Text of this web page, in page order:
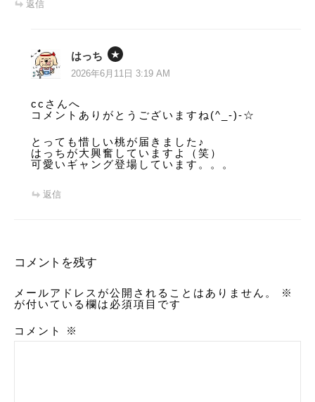
返信
はっち
2026年6月11日 3:19 AM
ccさんへ
コメントありがとうございますね(^_-)-☆
とっても惜しい桃が届きました♪
はっちが大興奮していますよ（笑）
可愛いギャング登場しています。。。
返信
コメントを残す
メールアドレスが公開されることはありません。
※
が付いている欄は必須項目です
コメント ※